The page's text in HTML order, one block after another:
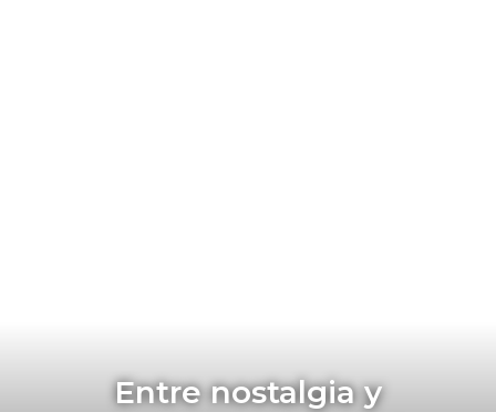
Entre nostalgia y